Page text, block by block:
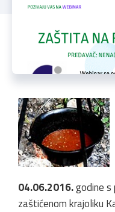
04.06.2016.godine
zaštićenom krajoliku